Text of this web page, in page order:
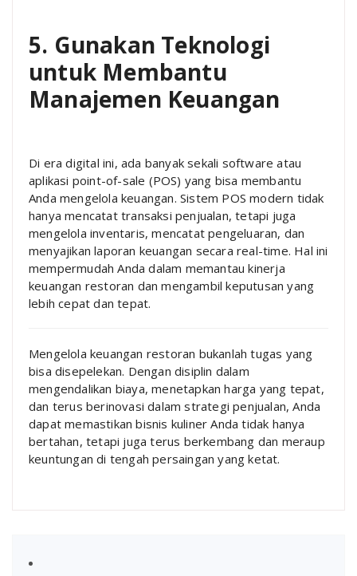
5. Gunakan Teknologi
untuk Membantu
Manajemen Keuangan
Di era digital ini, ada banyak sekali software atau
aplikasi point-of-sale (POS) yang bisa membantu
Anda mengelola keuangan. Sistem POS modern tidak
hanya mencatat transaksi penjualan, tetapi juga
mengelola inventaris, mencatat pengeluaran, dan
menyajikan laporan keuangan secara real-time. Hal ini
mempermudah Anda dalam memantau kinerja
keuangan restoran dan mengambil keputusan yang
lebih cepat dan tepat.
Mengelola keuangan restoran bukanlah tugas yang
bisa disepelekan. Dengan disiplin dalam
mengendalikan biaya, menetapkan harga yang tepat,
dan terus berinovasi dalam strategi penjualan, Anda
dapat memastikan bisnis kuliner Anda tidak hanya
bertahan, tetapi juga terus berkembang dan meraup
keuntungan di tengah persaingan yang ketat.